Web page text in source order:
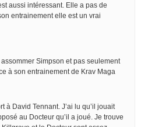
aussi intéressant. Elle a pas de
entrainement elle est un vrai
Simpson et pas seulement
à son entrainement de Krav Maga
à David Tennant. J’ai lu qu’il jouait
au Docteur qu’il a joué. Je trouve